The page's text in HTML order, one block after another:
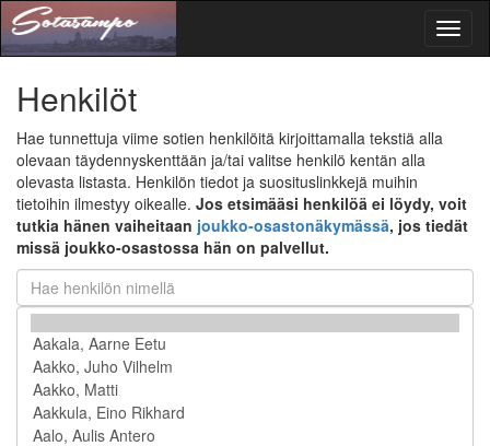
Henkilöt
Hae tunnettuja viime sotien henkilöitä kirjoittamalla tekstiä alla
olevaan täydennyskenttään ja/tai valitse henkilö kentän alla
olevasta listasta. Henkilön tiedot ja suosituslinkkejä muihin
tietoihin ilmestyy oikealle. Jos etsimääsi henkilöä ei löydy, voit
tutkia hänen vaiheitaan joukko-osastonäkymässä, jos tiedät
missä joukko-osastossa hän on palvellut.